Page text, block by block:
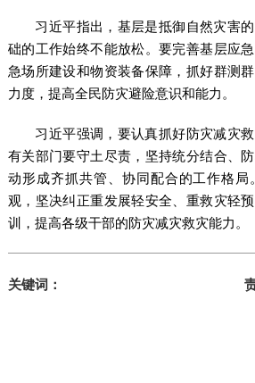
习近平指出，基层是抵御自然灾害的
础的工作始终不能放松。要完善基层应
急场所建设和物资装备保障，抓好群测
力度，提高全民防灾避险意识和能力。
习近平强调，要认真抓好防灾减灾救
有关部门要守土尽责，坚持统分结合、
动形成齐抓共管、协同配合的工作格局
观，坚决纠正重发展轻安全、重救灾轻
训，提高各级干部的防灾减灾救灾能力。
关键词：